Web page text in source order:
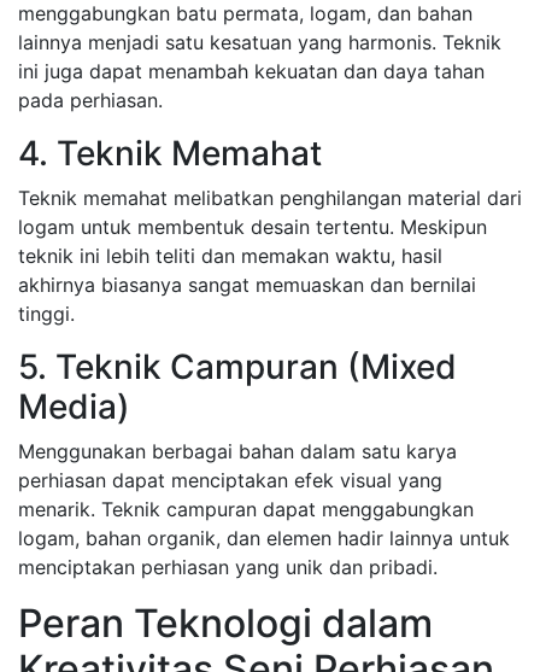
menggabungkan batu permata, logam, dan bahan
lainnya menjadi satu kesatuan yang harmonis. Teknik
ini juga dapat menambah kekuatan dan daya tahan
pada perhiasan.
4. Teknik Memahat
Teknik memahat melibatkan penghilangan material dari
logam untuk membentuk desain tertentu. Meskipun
teknik ini lebih teliti dan memakan waktu, hasil
akhirnya biasanya sangat memuaskan dan bernilai
tinggi.
5. Teknik Campuran (Mixed
Media)
Menggunakan berbagai bahan dalam satu karya
perhiasan dapat menciptakan efek visual yang
menarik. Teknik campuran dapat menggabungkan
logam, bahan organik, dan elemen hadir lainnya untuk
menciptakan perhiasan yang unik dan pribadi.
Peran Teknologi dalam